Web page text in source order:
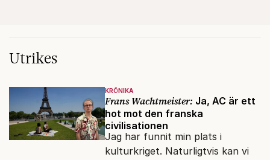
Utrikes
KRÖNIKA
Frans Wachtmeister: Ja, AC är ett
hot mot den franska
civilisationen
Jag har funnit min plats i
kulturkriget. Naturligtvis kan vi